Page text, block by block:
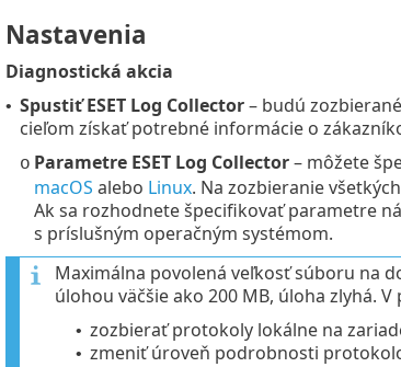
Nastavenia
Diagnostická akcia
• Spustiť ESET Log Collector– budú
cieľom získať potrebné informácie o
o Parametre ESET Log Collector– môžete
macOS alebo Linux. Na zozbieranie
Ak sa rozhodnete špecifikovať parametre
s príslušným operačným systémom.
Maximálna povolená veľkosť súboru na
úlohou väčšie ako 200 MB, úloha zlyhá.
• zozbierať protokoly lokálne na
• zmeniť úroveň podrobnosti